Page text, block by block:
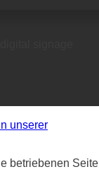
unserer
betriebenen Seite